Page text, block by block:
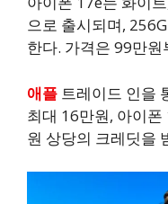
으로 출시되며,
한다. 가격은 99만원
애플 트레이드 인을
최대 16만원, 아이
원 상당의 크레딧을